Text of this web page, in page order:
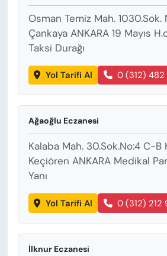
Osman Temiz Mah. 1030.Sok.
Çankaya ANKARA 19 Mayıs
Taksi Durağı
Yol Tarifi Al 0 (312) 482
Ağaoğlu Eczanesi
Kalaba Mah. 30.Sok.No:4 C-B
Keçiören ANKARA Medikal
Yanı
Yol Tarifi Al 0 (312) 212
İlknur Eczanesi